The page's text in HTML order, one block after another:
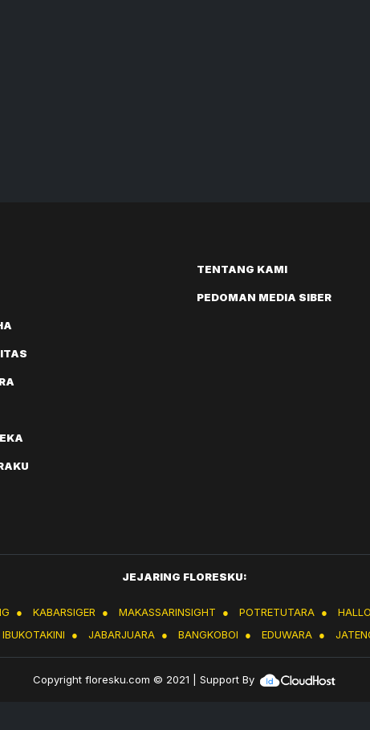
TENTANG KAMI
PEDOMAN MEDIA SIBER
JEJARING FLORESKU:
● KABARSIGER ● MAKASSARINSIGHT ● POTRETUTARA ●
IBUKOTAKINI ● JABARJUARA ● BANGKOBOI ● EDUWARA ●
Copyrightfloresku.com © 2021 | Support By